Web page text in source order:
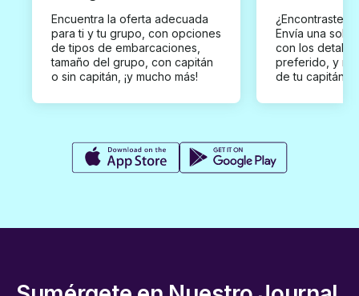
Encuentra la oferta adecuada
para ti y tu grupo, con opciones
de tipos de embarcaciones,
tamaño del grupo, con capitán
o sin capitán, ¡y mucho más!
¿Encontraste
Envía una
con los
preferido, y
de tu capitán